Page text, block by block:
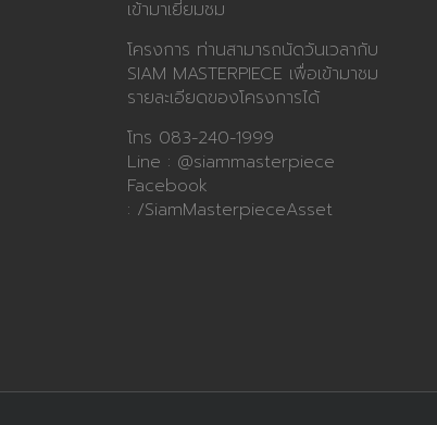
เข้ามาเยี่ยมชม
โครงการ ท่านสามารถนัดวันเวลากับ
SIAM MASTERPIECE เพื่อเข้ามาชม
รายละเอียดของโครงการได้
โทร 083-240-1999
Line : @siammasterpiece
Facebook
: /SiamMasterpieceAsset